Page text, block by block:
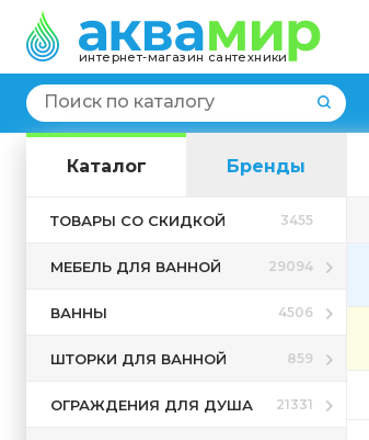
интернет-магазин сантехники
Каталог Бренды
ТОВАРЫ СО СКИДКОЙ 3455
МЕБЕЛЬ ДЛЯ ВАННОЙ 29094
ВАННЫ 4506
ШТОРКИ ДЛЯ ВАННОЙ 859
ОГРАЖДЕНИЯ ДЛЯ ДУША 21331